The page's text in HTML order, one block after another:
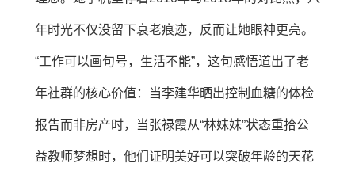
年时光不仅没留下衰老痕迹，反而让她眼神更亮。
“工作可以画句号，生活不能”，这句感悟道出了老
年社群的核心价值：当李建华晒出控制血糖的体检
报告而非房产时，当张禄霞从“林妹妹”状态重拾公
益教师梦想时，他们证明美好可以突破年龄的天花